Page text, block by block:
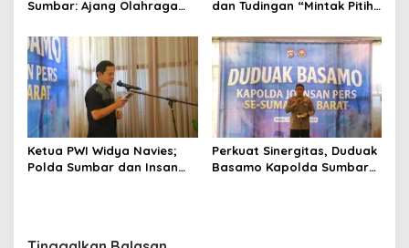
Sumbar: Ajang Olahraga
Perekat Persaudaraan dan
Kamtibmas
dan Tudingan “Mintak Pitih”
Affa Adicitta ke Polresta
Bukittinggi
Ketua PWI Widya Navies;
Polda Sumbar dan Insan
Perkuat Sinergitas, Duduak
Basamo Kapolda Sumbar